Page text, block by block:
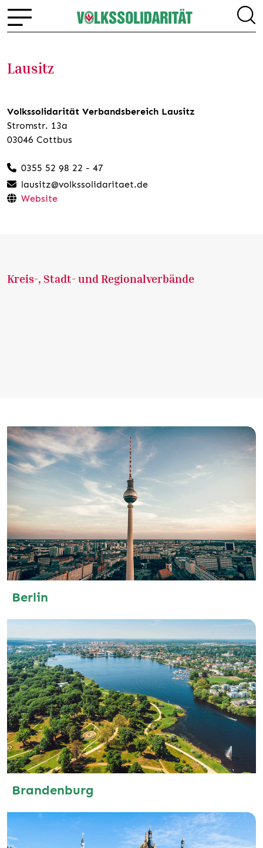
Lausitz
Volkssolidarität Verbandsbereich Lausitz
Stromstr. 13a
03046 Cottbus
0355 52 98 22 - 47
lausitz@volkssolidaritaet.de
Website
Kreis-, Stadt- und Regionalverbände
Berlin
Brandenburg